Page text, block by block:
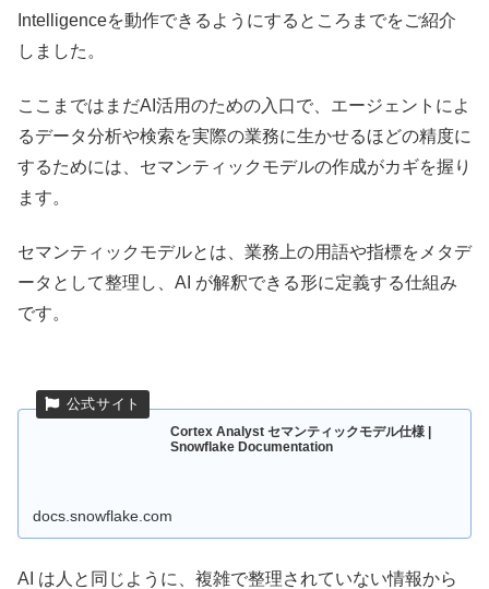
Intelligenceを動作できるようにするところまでをご紹介
しました。
ここまではまだAI活用のための入口で、エージェントによ
るデータ分析や検索を実際の業務に生かせるほどの精度に
するためには、セマンティックモデルの作成がカギを握り
ます。
セマンティックモデルとは、業務上の用語や指標をメタデ
ータとして整理し、AI が解釈できる形に定義する仕組み
です。
Cortex Analyst セマンティックモデル仕様 |
Snowflake Documentation
docs.snowflake.com
AI は人と同じように、複雑で整理されていない情報から